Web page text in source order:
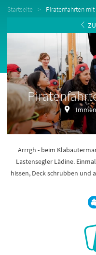
Startseite
Piratenfahrten
Arrrgh - beim
Lastensegler Lädine.
hissen, Deck schrubben und